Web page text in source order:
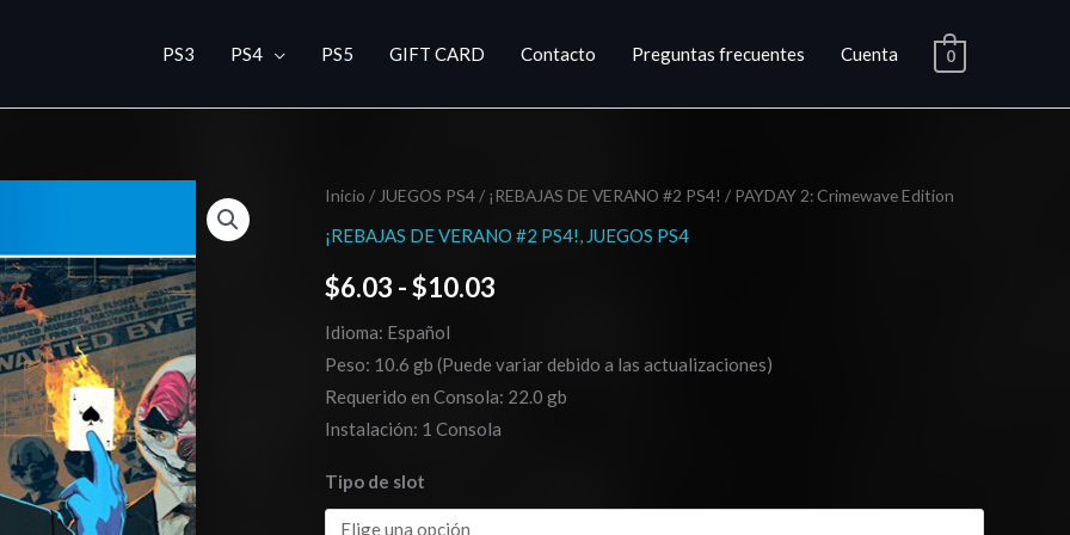
PS3 PS4 PS5 GIFT CARD Contacto Preguntas frecuentes Cuenta 0
Inicio / JUEGOS PS4/ ¡REBAJAS DE VERANO #2 PS4! / PAYDAY 2: Crimewave Edition
¡REBAJAS DE VERANO #2 PS4!, JUEGOS PS4
$6.03 -$10.03
Rango
de
desde
$6.03
Idioma: Español
Peso: 10.6 gb (Puede variar debido a las actualizaciones)
Requerido en Consola: 22.0 gb
Instalación: 1 Consola
Tipo de slot
PAYDAY
2:
Edition
cantidad